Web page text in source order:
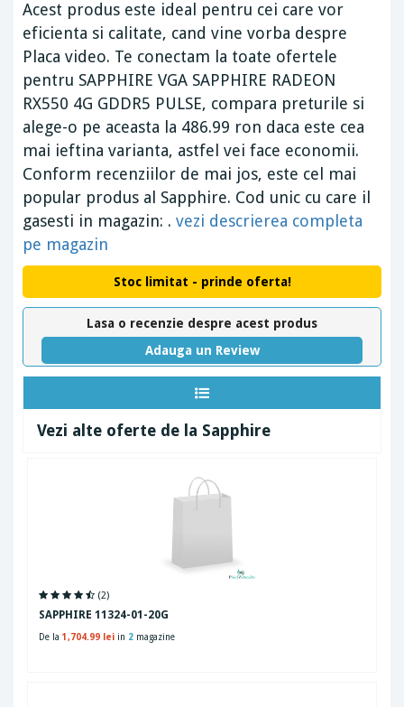
Acest produs este ideal pentru cei care vor
eficienta si calitate, cand vine vorba despre
Placa video. Te conectam la toate ofertele
pentru SAPPHIRE VGA SAPPHIRE RADEON
RX550 4G GDDR5 PULSE, compara preturile si
alege-o pe aceasta la 486.99 ron daca este cea
mai ieftina varianta, astfel vei face economii.
Conform recenziilor de mai jos, este cel mai
popular produs al Sapphire. Cod unic cu care il
gasesti in magazin: . vezi descrierea completa
pe magazin
Stoc limitat - prinde oferta!
Lasa o recenzie despre acest produs
Adauga un Review
Vezi alte oferte de la Sapphire
(2)
SAPPHIRE 11324-01-20G
De la 1,704.99 lei in 2 magazine